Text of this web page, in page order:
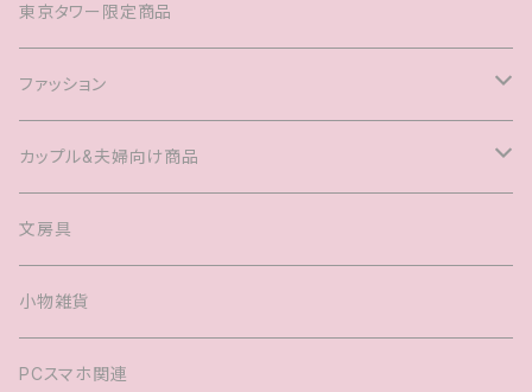
東京タワー限定商品
ファッション
Tシャツ
キャップ
ヘアアクセサリー
バック
カップル&夫婦向け商品
マグカップル®️
婚姻届
文房具
小物雑貨
PCスマホ関連